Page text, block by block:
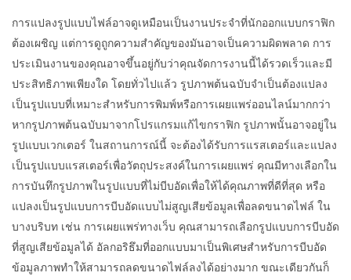
การแปลงรูปแบบไฟล์อาจดูเหมือนเป็นงานประจำที่นักออกแบบกราฟิก
ต้องเผชิญ แต่การดูถูกความสำคัญของมันอาจเป็นความผิดพลาด การ
ประเมินงานของคุณอาจขึ้นอยู่กับว่าคุณจัดการงานนี้ได้รวดเร็วและมี
ประสิทธิภาพเพียงใด โดยทั่วไปแล้ว รูปภาพต้นฉบับจำเป็นต้องแปลง
เป็นรูปแบบที่เหมาะสำหรับการพิมพ์หรือการเผยแพร่ออนไลน์มากกว่า
หากรูปภาพต้นฉบับมาจากโปรแกรมแก้ไขกราฟิก รูปภาพนั้นอาจอยู่ใน
รูปแบบเวกเตอร์ ในสถานการณ์นี้ จะต้องได้รับการแรสเตอร์และแปลง
เป็นรูปแบบแรสเตอร์เพื่อวัตถุประสงค์ในการเผยแพร่ คุณมีทางเลือกใน
การบันทึกรูปภาพในรูปแบบที่ไม่บีบอัดเพื่อให้ได้คุณภาพที่ดีที่สุด หรือ
แปลงเป็นรูปแบบการบีบอัดแบบไม่สูญเสียข้อมูลเพื่อลดขนาดไฟล์ ใน
บางบริบท เช่น การเผยแพร่ทางเว็บ คุณสามารถเลือกรูปแบบการบีบอัด
ที่สูญเสียข้อมูลได้ อัลกอริธึมที่ออกแบบมาเป็นพิเศษสำหรับการบีบอัด
ข้อมูลภาพทำให้สามารถลดขนาดไฟล์ลงได้อย่างมาก ขณะเดียวกันก็